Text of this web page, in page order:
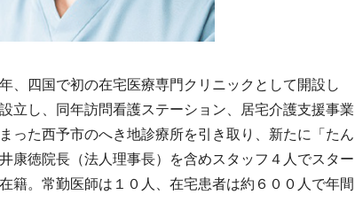
、四国で初の在宅医療専門クリニックとして開設し
立し、同年訪問看護ステーション、居宅介護支援事業
った西予市のへき地診療所を引き取り、新たに「たん
康徳院長（法人理事長）を含めスタッフ４人でスター
籍。常勤医師は１０人、在宅患者は約６００人で年間